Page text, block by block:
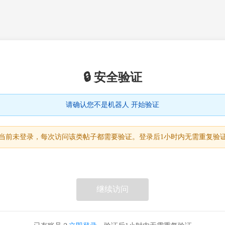
🔒 安全验证
请确认您不是机器人 开始验证
前未登录，每次访问该类帖子都需要验证。登录后1小时内无需重复验
继续访问